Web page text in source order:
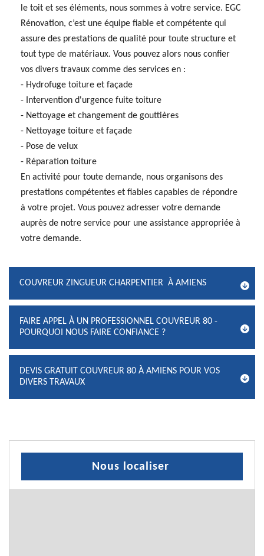
le toit et ses éléments, nous sommes à votre service. EGC
Rénovation, c’est une équipe fiable et compétente qui
assure des prestations de qualité pour toute structure et
tout type de matériaux. Vous pouvez alors nous confier
vos divers travaux comme des services en :
- Hydrofuge toiture et façade
- Intervention d'urgence fuite toiture
- Nettoyage et changement de gouttières
- Nettoyage toiture et façade
- Pose de velux
- Réparation toiture
En activité pour toute demande, nous organisons des
prestations compétentes et fiables capables de répondre
à votre projet. Vous pouvez adresser votre demande
auprès de notre service pour une assistance appropriée à
votre demande.
COUVREUR ZINGUEUR CHARPENTIER À AMIENS
FAIRE APPEL À UN PROFESSIONNEL COUVREUR 80 -
POURQUOI NOUS FAIRE CONFIANCE ?
DEVIS GRATUIT COUVREUR 80 À AMIENS POUR VOS
DIVERS TRAVAUX
Nous localiser